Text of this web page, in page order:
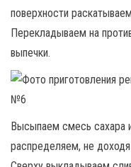
поверхности
Перекладываем на
выпечки.
Высыпаем смесь сахара
распределяем, не